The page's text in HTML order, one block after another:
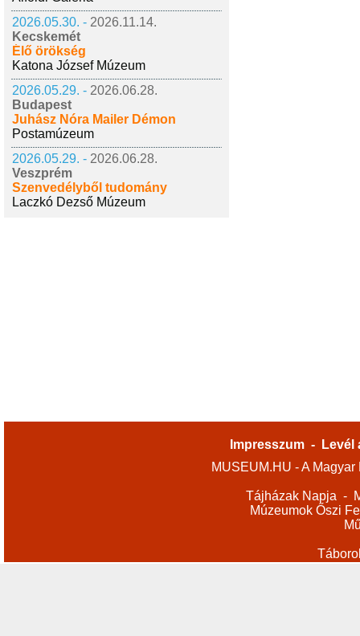
2026.05.30. - 2026.11.14.
Kecskemét
Élő örökség
Katona József Múzeum
2026.05.29. - 2026.06.28.
Budapest
Juhász Nóra Mailer Démon
Postamúzeum
2026.05.29. - 2026.06.28.
Veszprém
Szenvedélyből tudomány
Laczkó Dezső Múzeum
Impresszum -
Levél
MUSEUM.HU - A
Tájházak Napja -
Múzeumok Őszi